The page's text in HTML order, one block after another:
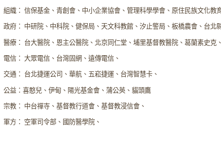
組織： 信保基金、青創會、中小企業協會、管理科學學會、原住民族文化教
政府： 中研院、中科院、健保局、天文科教館、汐止警局、板橋農會、台北
醫療： 台大醫院、恩主公醫院、北京同仁堂、埔里基督教醫院、葛蘭素史克
電信： 大眾電信、台灣固網、遠傳電信、
交通： 台北捷運公司、華航、五崧捷運、台灣智慧卡、
公益：喜憨兒、伊甸、陽光基金會、蒲公英、貓頭鷹
宗教： 中台禪寺、基督教行道會、基督教浸信會、
軍方： 空軍司令部、國防醫學院、